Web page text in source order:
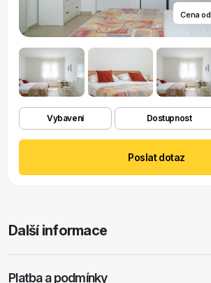
Cena od
Vybavení Dostupnost
Poslat dotaz
Další informace
Platba a podmínky